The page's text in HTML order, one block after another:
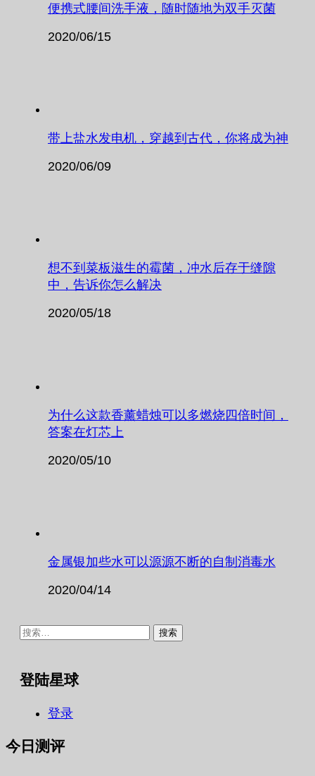
便携式腰间洗手液，随时随地为双手灭菌
2020/06/15
带上盐水发电机，穿越到古代，你将成为神
2020/06/09
想不到菜板滋生的霉菌，冲水后存于缝隙
中，告诉你怎么解决
2020/05/18
为什么这款香薰蜡烛可以多燃烧四倍时间，
答案在灯芯上
2020/05/10
金属银加些水可以源源不断的自制消毒水
2020/04/14
搜
登陆星球
登录
今日测评